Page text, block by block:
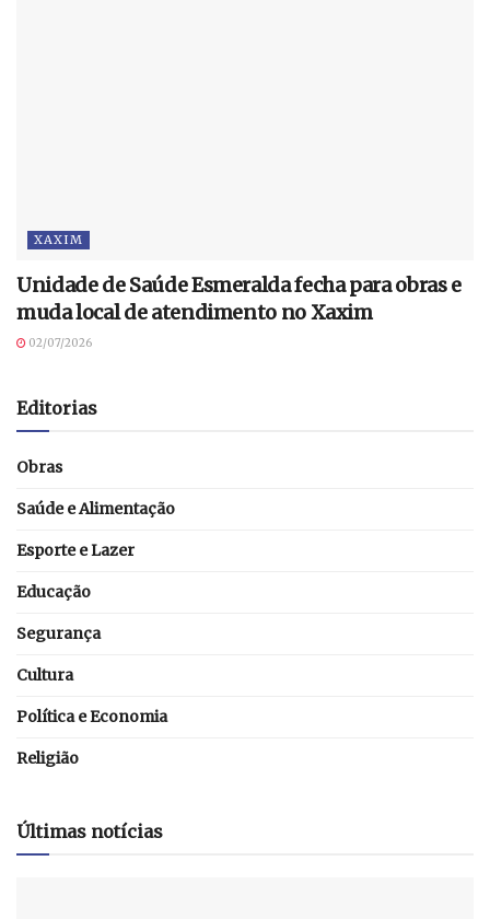
XAXIM
Unidade de Saúde Esmeralda fecha para obras e
muda local de atendimento no Xaxim
02/07/2026
Editorias
Obras
Saúde e Alimentação
Esporte e Lazer
Educação
Segurança
Cultura
Política e Economia
Religião
Últimas notícias